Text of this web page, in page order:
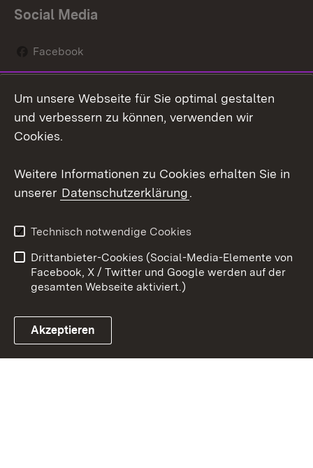
Social Media
Facebook
Social Wall
Youtube
Link zum Landesportal
Kontakt
Datenschutz
Barrierefreiheit
Impressum Cookies
Um unsere Webseite für Sie optimal gestalten
und verbessern zu können, verwenden wir
Cookies.
Weitere Informationen zu Cookies erhalten Sie in
unserer Datenschutzerklärung.
Technisch notwendige Cookies
Drittanbieter-Cookies (Social-Media-Elemente von
Facebook, X / Twitter und Google werden auf der
gesamten Webseite aktiviert.)
Akzeptieren